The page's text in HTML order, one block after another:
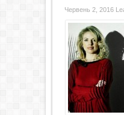
Червень 2, 2016